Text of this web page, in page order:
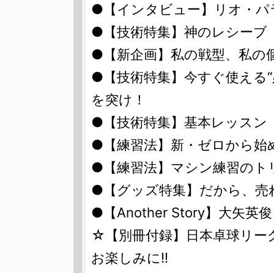
●【インタビュー】リオ・
●【技術特集】神のレシーブ
●【新企画】私の戦型、私の
●【技術特集】今すぐ使える
を突け！
●【技術特集】基本レッスン
●【練習法】新・ゼロから始
●【練習法】マシン練習のト
●【グッズ特集】だから、売
●【Another Story】大矢英
☆【別冊付録】日本卓球リー
お楽しみに!!